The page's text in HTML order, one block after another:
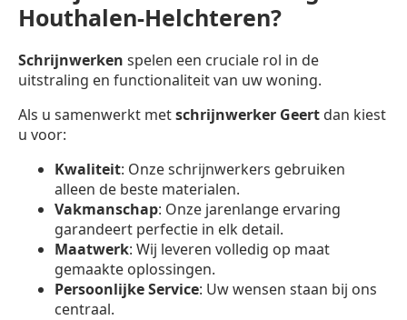
Houthalen-Helchteren?
Schrijnwerken spelen een cruciale rol in de
uitstraling en functionaliteit van uw woning.
Als u samenwerkt metschrijnwerker Geert dan kiest
u voor:
Kwaliteit: Onze schrijnwerkers gebruiken
alleen de beste materialen.
Vakmanschap: Onze jarenlange ervaring
garandeert perfectie in elk detail.
Maatwerk: Wij leveren volledig op maat
gemaakte oplossingen.
Persoonlijke Service: Uw wensen staan bij ons
centraal.